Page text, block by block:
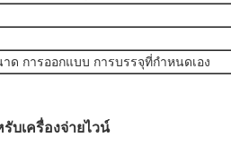
การออกแบบ การบรรจุที่กำหนดเอง
บเครื่องจ่ายไวน์